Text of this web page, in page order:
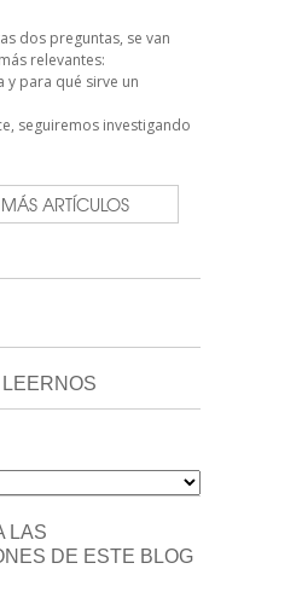
dos preguntas, se van
relevantes:
y para qué sirve un
seguiremos investigando
ARTÍCULOS
LAS
DE ESTE BLOG